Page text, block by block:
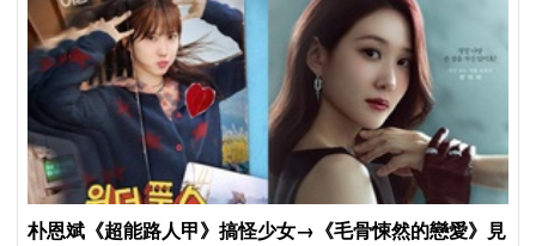
朴恩斌《超能路人甲》搞怪少女→《毛骨悚然的戀愛》見